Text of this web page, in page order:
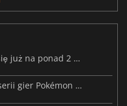
Resident Evil: Veronica znalazł się już na ponad 2 milionach list życzeń
Beast of Reincarnation: twórcy serii gier Pokémon wkraczają na nową ścieżkę